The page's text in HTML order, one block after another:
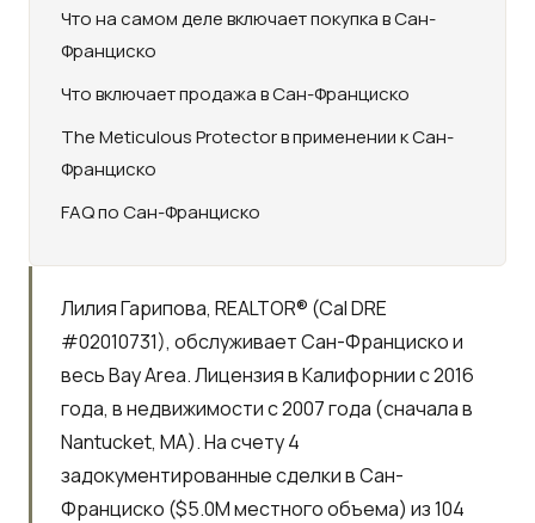
Что на самом деле включает покупка в Сан-
Франциско
Что включает продажа в Сан-Франциско
The Meticulous Protector в применении к Сан-
Франциско
FAQ по Сан-Франциско
Лилия Гарипова, REALTOR® (Cal DRE
#02010731), обслуживает Сан-Франциско и
весь Bay Area. Лицензия в Калифорнии с 2016
года, в недвижимости с 2007 года (сначала в
Nantucket, MA). На счету4
задокументированные сделки в Сан-
Франциско ($5.0Mместного объема) из104